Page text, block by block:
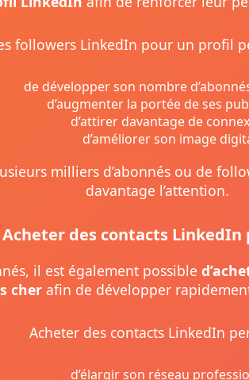
followers LinkedIn pour un profil
de développer son nombre
d’augmenter la portée de ses
d’attirer davantage de
d’améliorer son image
milliers d’abonnés ou de
davantage l’attention.
Acheter des contacts LinkedIn
il est également possible
cherafin de développer
Acheter des contacts LinkedIn
d’élargir son réseau